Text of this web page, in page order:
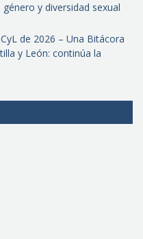
y diversidad sexual
de 2026 – Una Bitácora
y León: continúa la